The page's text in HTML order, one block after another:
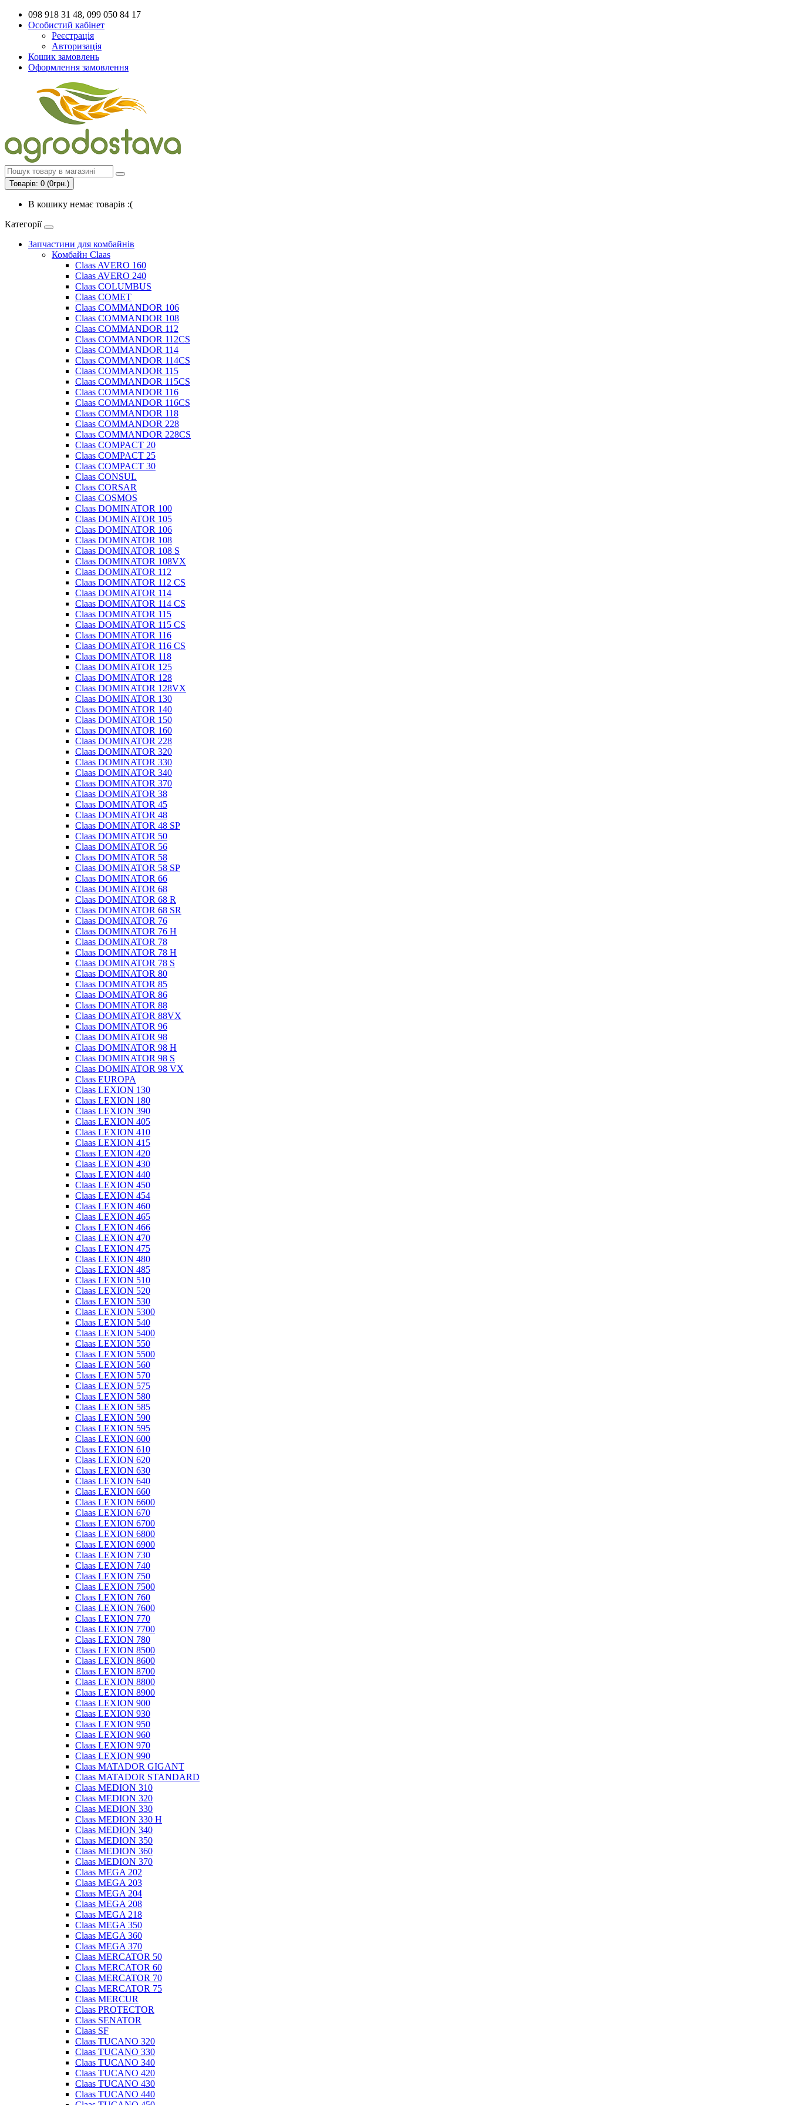
098 918 31 48, 099 050 84 17
Особистий кабінет
Реєстрація
Авторизація
Кошик замовлень
Оформлення замовлення
Товарів: 0 (0грн.)
В кошику немає товарів :(
Категорії
Запчастини для комбайнів
Комбайн Claas
Claas AVERO 160
Claas AVERO 240
Claas COLUMBUS
Claas COMET
Claas COMMANDOR 106
Claas COMMANDOR 108
Claas COMMANDOR 112
Claas COMMANDOR 112CS
Claas COMMANDOR 114
Claas COMMANDOR 114CS
Claas COMMANDOR 115
Claas COMMANDOR 115CS
Claas COMMANDOR 116
Claas COMMANDOR 116CS
Claas COMMANDOR 118
Claas COMMANDOR 228
Claas COMMANDOR 228CS
Claas COMPACT 20
Claas COMPACT 25
Claas COMPACT 30
Claas CONSUL
Claas CORSAR
Claas COSMOS
Claas DOMINATOR 100
Claas DOMINATOR 105
Claas DOMINATOR 106
Claas DOMINATOR 108
Claas DOMINATOR 108 S
Claas DOMINATOR 108VX
Claas DOMINATOR 112
Claas DOMINATOR 112 CS
Claas DOMINATOR 114
Claas DOMINATOR 114 CS
Claas DOMINATOR 115
Claas DOMINATOR 115 CS
Claas DOMINATOR 116
Claas DOMINATOR 116 CS
Claas DOMINATOR 118
Claas DOMINATOR 125
Claas DOMINATOR 128
Claas DOMINATOR 128VX
Claas DOMINATOR 130
Claas DOMINATOR 140
Claas DOMINATOR 150
Claas DOMINATOR 160
Claas DOMINATOR 228
Claas DOMINATOR 320
Claas DOMINATOR 330
Claas DOMINATOR 340
Claas DOMINATOR 370
Claas DOMINATOR 38
Claas DOMINATOR 45
Claas DOMINATOR 48
Claas DOMINATOR 48 SP
Claas DOMINATOR 50
Claas DOMINATOR 56
Claas DOMINATOR 58
Claas DOMINATOR 58 SP
Claas DOMINATOR 66
Claas DOMINATOR 68
Claas DOMINATOR 68 R
Claas DOMINATOR 68 SR
Claas DOMINATOR 76
Claas DOMINATOR 76 H
Claas DOMINATOR 78
Claas DOMINATOR 78 H
Claas DOMINATOR 78 S
Claas DOMINATOR 80
Claas DOMINATOR 85
Claas DOMINATOR 86
Claas DOMINATOR 88
Claas DOMINATOR 88VX
Claas DOMINATOR 96
Claas DOMINATOR 98
Claas DOMINATOR 98 H
Claas DOMINATOR 98 S
Claas DOMINATOR 98 VX
Claas EUROPA
Claas LEXION 130
Claas LEXION 180
Claas LEXION 390
Claas LEXION 405
Claas LEXION 410
Claas LEXION 415
Claas LEXION 420
Claas LEXION 430
Claas LEXION 440
Claas LEXION 450
Claas LEXION 454
Claas LEXION 460
Claas LEXION 465
Claas LEXION 466
Claas LEXION 470
Claas LEXION 475
Claas LEXION 480
Claas LEXION 485
Claas LEXION 510
Claas LEXION 520
Claas LEXION 530
Claas LEXION 5300
Claas LEXION 540
Claas LEXION 5400
Claas LEXION 550
Claas LEXION 5500
Claas LEXION 560
Claas LEXION 570
Claas LEXION 575
Claas LEXION 580
Claas LEXION 585
Claas LEXION 590
Claas LEXION 595
Claas LEXION 600
Claas LEXION 610
Claas LEXION 620
Claas LEXION 630
Claas LEXION 640
Claas LEXION 660
Claas LEXION 6600
Claas LEXION 670
Claas LEXION 6700
Claas LEXION 6800
Claas LEXION 6900
Claas LEXION 730
Claas LEXION 740
Claas LEXION 750
Claas LEXION 7500
Claas LEXION 760
Claas LEXION 7600
Claas LEXION 770
Claas LEXION 7700
Claas LEXION 780
Claas LEXION 8500
Claas LEXION 8600
Claas LEXION 8700
Claas LEXION 8800
Claas LEXION 8900
Claas LEXION 900
Claas LEXION 930
Claas LEXION 950
Claas LEXION 960
Claas LEXION 970
Claas LEXION 990
Claas MATADOR GIGANT
Claas MATADOR STANDARD
Claas MEDION 310
Claas MEDION 320
Claas MEDION 330
Claas MEDION 330 H
Claas MEDION 340
Claas MEDION 350
Claas MEDION 360
Claas MEDION 370
Claas MEGA 202
Claas MEGA 203
Claas MEGA 204
Claas MEGA 208
Claas MEGA 218
Claas MEGA 350
Claas MEGA 360
Claas MEGA 370
Claas MERCATOR 50
Claas MERCATOR 60
Claas MERCATOR 70
Claas MERCATOR 75
Claas MERCUR
Claas PROTECTOR
Claas SENATOR
Claas SF
Claas TUCANO 320
Claas TUCANO 330
Claas TUCANO 340
Claas TUCANO 420
Claas TUCANO 430
Claas TUCANO 440